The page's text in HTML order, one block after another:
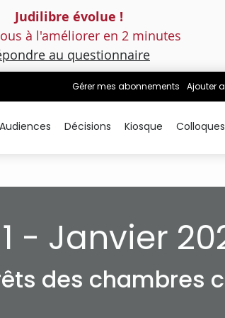
Judilibre évolue !
à l'améliorer en 2 minutes
au questionnaire
Gérer mes abonnements Ajouter
Audiences Décisions Kiosque Colloques
- Janvier
des chambres